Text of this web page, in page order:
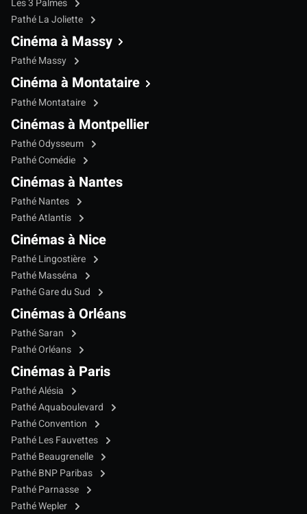
Les 3 Palmes
Pathé La Joliette
Cinéma à Massy
Pathé Massy
Cinéma à Montataire
Pathé Montataire
Cinémas à Montpellier
Pathé Odysseum
Pathé Comédie
Cinémas à Nantes
Pathé Nantes
Pathé Atlantis
Cinémas à Nice
Pathé Lingostière
Pathé Masséna
Pathé Gare du Sud
Cinémas à Orléans
Pathé Saran
Pathé Orléans
Cinémas à Paris
Pathé Alésia
Pathé Aquaboulevard
Pathé Convention
Pathé Les Fauvettes
Pathé Beaugrenelle
Pathé BNP Paribas
Pathé Parnasse
Pathé Wepler